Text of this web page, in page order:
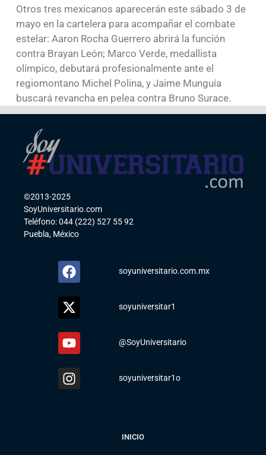
Otros tres mexicanos aparecerán este sábado 3 de
mayo en la cartelera para acompañar el combate
estelar: Aaron Rocha Guerrero abrirá la función
contra Brayan León; Marco Verde, medallista
olímpico, debutará profesionalmente ante el
regiomontano Michel Polina, y Jaime Munguía
buscará revancha en pelea contra Bruno Surace.
©2013-2025
SoyUniversitario.com
Teléfono: 044 (222) 527 55 92
Puebla, México
soyuniversitario.com.mx
soyuniversitar1
@SoyUniversitario
soyuniversitar1o
INICIO